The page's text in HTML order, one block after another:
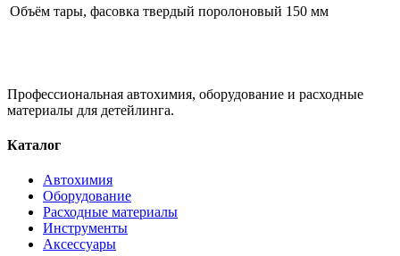
Объём тары, фасовка твердый поролоновый 150 мм
Профессиональная автохимия, оборудование и расходные
материалы для детейлинга.
Каталог
Автохимия
Оборудование
Расходные материалы
Инструменты
Аксессуары